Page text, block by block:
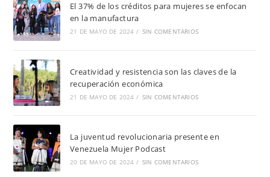
El 37% de los créditos para mujeres se enfocan
en la manufactura
21 DE MAYO DE 2024 / SIN COMENTARIOS
Creatividad y resistencia son las claves de la
recuperación económica
21 DE MAYO DE 2024 / SIN COMENTARIOS
La juventud revolucionaria presente en
Venezuela Mujer Podcast
20 DE MAYO DE 2024 / SIN COMENTARIOS